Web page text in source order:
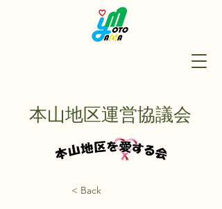
本山地区運営協議会
< Back